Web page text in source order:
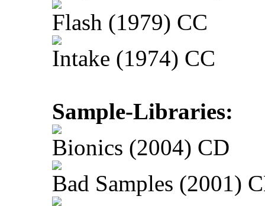
Flash (1979) CC
Intake (1974) CC
Sample-Libraries:
Bionics (2004) CD
Bad Samples (2001)